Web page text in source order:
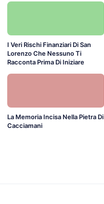
I Veri Rischi Finanziari Di San
Lorenzo Che Nessuno Ti
Racconta Prima Di Iniziare
La Memoria Incisa Nella Pietra Di
Cacciamani